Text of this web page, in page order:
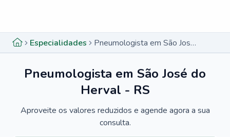
Especialidades Pneumologista em São José do Herval - RS
Pneumologista em São José do
Herval - RS
Aproveite os valores reduzidos e agende agora a sua
consulta.